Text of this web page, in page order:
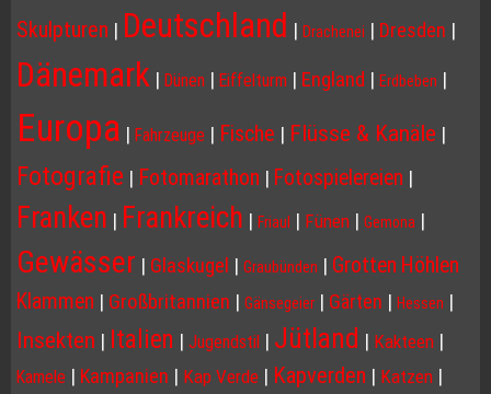
Skulpturen | Deutschland | Drachenei | Dresden |
Dänemark | Dünen | Eiffelturm | England | Erdbeben |
Europa | Fahrzeuge | Fische | Flüsse & Kanäle |
Fotografie | Fotomarathon | Fotospielereien |
Franken | Frankreich | Friaul | Fünen | Gemona |
Gewässer | Glaskugel | Graubünden | Grotten Höhlen
Klammen | Großbritannien | Gänsegeier | Gärten | Hessen |
Insekten | Italien | Jugendstil | Jütland | Kakteen |
Kamele | Kampanien | Kap Verde | Kapverden | Katzen |